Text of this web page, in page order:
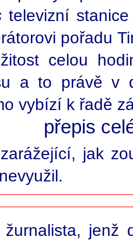
televizní
pořadu
celou
a to právě v
vybízí k řadě
přepis
jak
žurnalista, jenž